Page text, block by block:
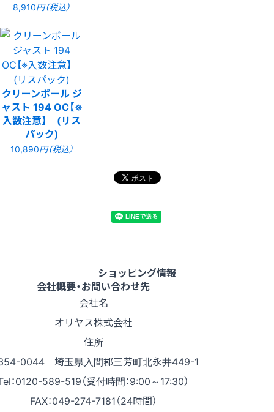
8,910円（税込）
クリーンボール ジ
ャスト 194 OC【※
入数注意】 (リス
パック)
10,890円（税込）
ショッピング情報
会社概要・お問い合わせ先
会社名
オリヤス株式会社
住所
0044 埼玉県入間郡三芳町北永井449-1
：0120-589-519（受付時間：9:00～17:30）
FAX：049-274-7181（24時間）